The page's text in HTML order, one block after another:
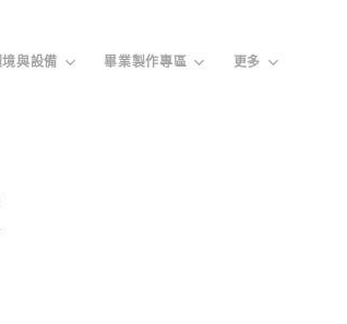
與設備 畢業製作專區 更多